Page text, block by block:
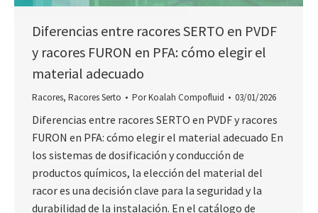
Diferencias entre racores SERTO en PVDF
y racores FURON en PFA: cómo elegir el
material adecuado
Racores, Racores Serto PorKoalah Compofluid 03/01/2026
Diferencias entre racores SERTO en PVDF y racores
FURON en PFA: cómo elegir el material adecuado En
los sistemas de dosificación y conducción de
productos químicos, la elección del material del
racor es una decisión clave para la seguridad y la
durabilidad de la instalación. En el catálogo de